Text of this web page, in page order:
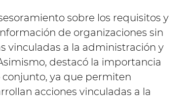
sobre los requisitos y
de organizaciones sin
vinculadas a la administración y
destacó la importancia
ya que permiten
acciones vinculadas a la